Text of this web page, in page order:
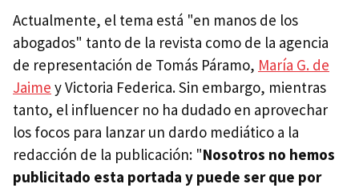
Actualmente, el tema está "en manos de los
abogados" tanto de la revista como de la agencia
de representación de Tomás Páramo, María G. de
Jaime y Victoria Federica. Sin embargo, mientras
tanto, el influencer no ha dudado en aprovechar
los focos para lanzar un dardo mediático a la
redacción de la publicación: "Nosotros no hemos
publicitado esta portada y puede ser que por